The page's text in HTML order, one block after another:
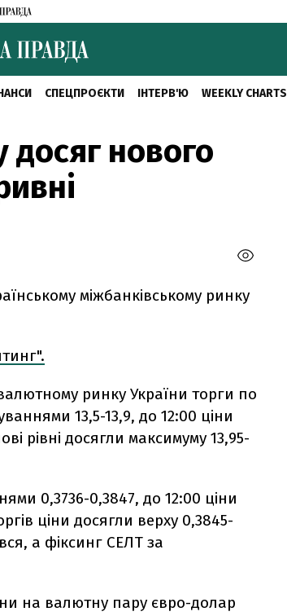
СПЕЦПРОЄКТИ ІНТЕРВ'Ю WEEKLY CHARTS
нового
міжбанківському ринку
ринку України торги по
13,5-13,9, до 12:00 ціни
рівні досягли максимуму 13,95-
0,3736-0,3847, до 12:00 ціни
ціни досягли верху 0,3845-
а фіксинг СЕЛТ за
на валютну пару євро-долар